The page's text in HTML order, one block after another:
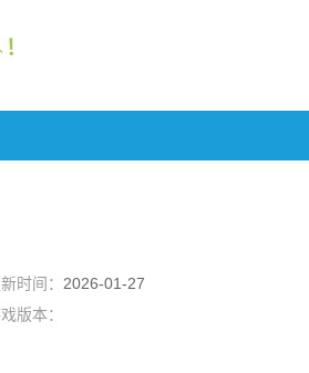
时间： 2026-01-27
版本：